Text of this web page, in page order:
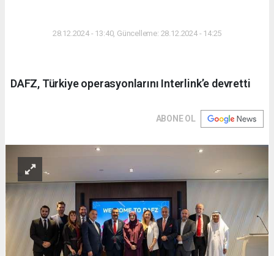
28.12.2024 - 13:40, Güncelleme: 28.12.2024 - 14:25
DAFZ, Türkiye operasyonlarını Interlink’e devretti
ABONE OL